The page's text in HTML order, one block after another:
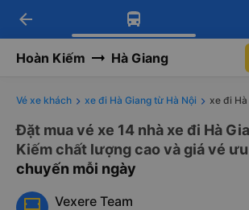
Tải app Vexere ngay!
Nhận ưu đãi thành viên độc
Tải app Vexere
-30k/ghế khi đặt vé máy bay
arrow_back
Hoàn Kiếm Hà Giang
Vé xe khách xe đi Hà Giang từ Hà Nội xe đi
Đặt mua vé xe 14 nhà xe đi Hà
Kiếm chất lượng cao và giá vé
chuyến mỗi ngày
Vexere Team